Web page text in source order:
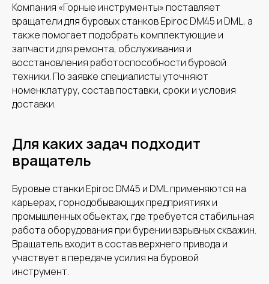
Компания «Горные инструменты» поставляет
вращатели для буровых станков Epiroc DM45 и DML, а
также помогает подобрать комплектующие и
запчасти для ремонта, обслуживания и
восстановления работоспособности буровой
техники. По заявке специалисты уточняют
номенклатуру, состав поставки, сроки и условия
доставки.
Для каких задач подходит
вращатель
Буровые станки Epiroc DM45 и DML применяются на
карьерах, горнодобывающих предприятиях и
промышленных объектах, где требуется стабильная
работа оборудования при бурении взрывных скважин.
Вращатель входит в состав верхнего привода и
участвует в передаче усилия на буровой
инструмент.